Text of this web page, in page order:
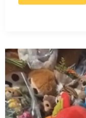
is
die
500.000
euro
gebleven?